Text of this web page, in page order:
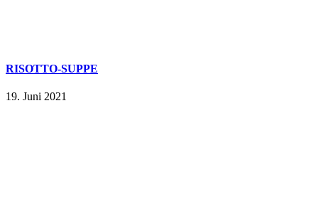
RISOTTO-SUPPE
19. Juni 2021